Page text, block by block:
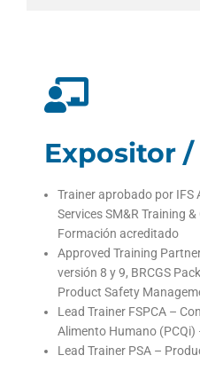
Expositor
Trainer aprobado por IFS
Services SM&R Training
Formación acreditado
Approved Training
versión 8 y 9, BRCGS
Product Safety
Lead Trainer FSPCA –
Alimento Humano (PCQi)
Lead Trainer PSA –